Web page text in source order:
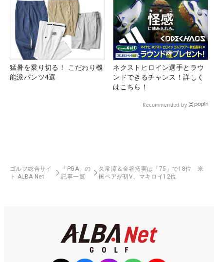
猛暑を乗り切る！ こだわり機
能派パンツ4選
ネクストヒロイン選手とラウ
ンドできるチャンス！詳しく
はこちら！
Recommended by
ゴルフ総合サイ
ト ALBA Net
「PGA」の
記事一覧
久常涼＆金谷拓実は「75」で18位 米
国ペアが初V、マキロイ12位